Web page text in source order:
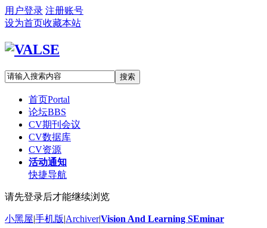
用户登录 注册账号
设为首页收藏本站
搜索
首页Portal
论坛BBS
CV期刊会议
CV数据库
CV资源
活动通知
快捷导航
请先登录后才能继续浏览
小黑屋|手机版|Archiver|Vision And Learning SEminar